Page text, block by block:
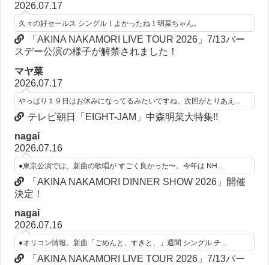
2026.07.17
久々の好セールス シングル！よかったね！明菜ちゃん。
「AKINA NAKAMORI LIVE TOUR 2026」7/13バー
スデー公演の様子が解禁されました！
マヤ菜
2026.07.17
やっぱり１９日はお休みになってるみたいですね。次回がとりあえ...
テレビ朝日「EIGHT-JAM」中森明菜大特集!!
nagai
2026.07.16
●東京公演では、新曲の歌唱が すごく良かった〜。今年は NH...
「AKINA NAKAMORI DINNER SHOW 2026」開催
決定！
nagai
2026.07.16
●オリコン情報。新曲「ごめんと、すきと、」週間 シングル チ...
「AKINA NAKAMORI LIVE TOUR 2026」7/13バー